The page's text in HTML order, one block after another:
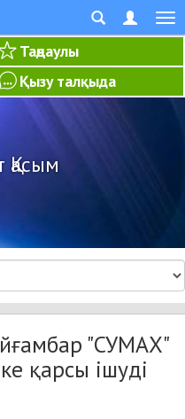
Таңдаулы
Қызу талқыда
"СУМАХ"
қарсы ішуді